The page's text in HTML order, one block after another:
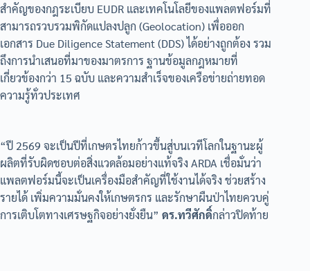
สำคัญของกฎระเบียบ EUDR และเทคโนโลยีของแพลตฟอร์มที่
สามารถรวบรวมพิกัดแปลงปลูก (Geolocation) เพื่อออก
เอกสาร Due Diligence Statement (DDS) ได้อย่างถูกต้อง รวม
ถึงการนำเสนอที่มาของมาตรการ ฐานข้อมูลกฎหมายที่
เกี่ยวข้องกว่า 15 ฉบับ และความสำเร็จของเครือข่ายถ่ายทอด
ความรู้ทั่วประเทศ
“ปี 2569 จะเป็นปีที่เกษตรไทยก้าวขึ้นสู่บนเวทีโลกในฐานะผู้
ผลิตที่รับผิดชอบต่อสิ่งแวดล้อมอย่างแท้จริง ARDA เชื่อมั่นว่า
แพลตฟอร์มนี้จะเป็นเครื่องมือสำคัญที่ใช้งานได้จริง ช่วยสร้าง
รายได้ เพิ่มความมั่นคงให้เกษตรกร และรักษาผืนป่าไทยควบคู่
การเติบโตทางเศรษฐกิจอย่างยั่งยืน” ดร.ทวีศักดิ์กล่าวปิดท้าย